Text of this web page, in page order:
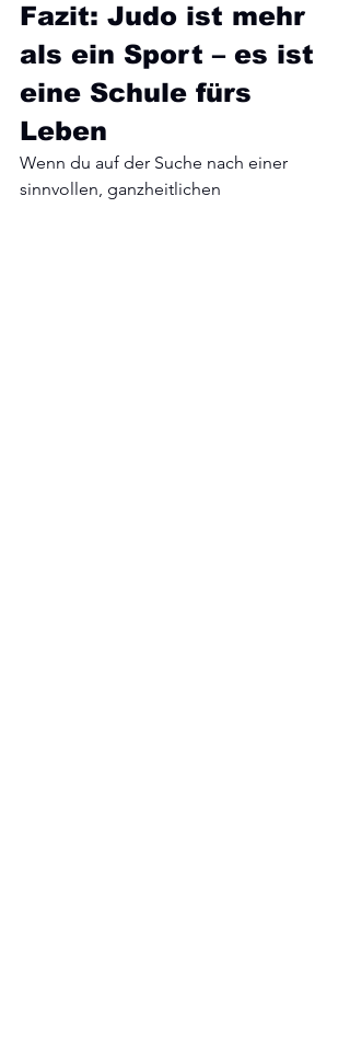
Fazit: Judo ist mehr
als ein Sport – es ist
eine Schule fürs
Leben
Wenn du auf der Suche nach einer
sinnvollen, ganzheitlichen